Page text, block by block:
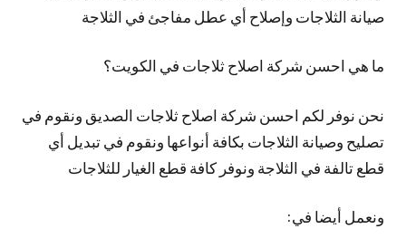
صيانة الثلاجات وإصلاح أي عطل مفاجئ في الثلاجة
ما هي احسن شركة اصلاح ثلاجات في الكويت؟
نحن نوفر لكم احسن شركة اصلاح ثلاجات الصديق ونقوم في
تصليح وصيانة الثلاجات بكافة أنواعها ونقوم في تبديل أي
قطع تالفة في الثلاجة ونوفر كافة قطع الغيار للثلاجات
ونعمل أيضا في: